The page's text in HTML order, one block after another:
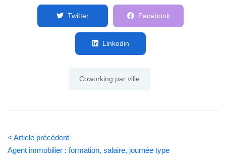
Twitter Facebook
Linkedin
Coworking par ville
< Article précédent
Agent immobilier : formation, salaire, journée type